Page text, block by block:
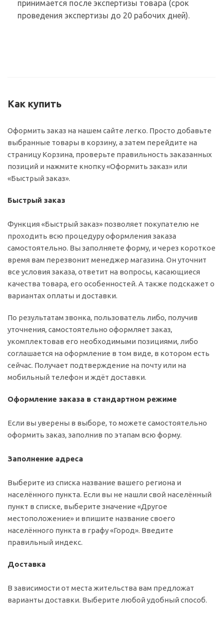
принимается после экспертизы товара (срок
проведения экспертизы до 20 рабочих дней).
Как купить
Оформить заказ на нашем сайте легко. Просто добавьте
выбранные товары в корзину, а затем перейдите на
страницу Корзина, проверьте правильность заказанных
позиций и нажмите кнопку «Оформить заказ» или
«Быстрый заказ».
Быстрый заказ
Функция «Быстрый заказ» позволяет покупателю не
проходить всю процедуру оформления заказа
самостоятельно. Вы заполняете форму, и через короткое
время вам перезвонит менеджер магазина. Он уточнит
все условия заказа, ответит на вопросы, касающиеся
качества товара, его особенностей. А также подскажет о
вариантах оплаты и доставки.
По результатам звонка, пользователь либо, получив
уточнения, самостоятельно оформляет заказ,
укомплектовав его необходимыми позициями, либо
соглашается на оформление в том виде, в котором есть
сейчас. Получает подтверждение на почту или на
мобильный телефон и ждёт доставки.
Оформление заказа в стандартном режиме
Если вы уверены в выборе, то можете самостоятельно
оформить заказ, заполнив по этапам всю форму.
Заполнение адреса
Выберите из списка название вашего региона и
населённого пункта. Если вы не нашли свой населённый
пункт в списке, выберите значение «Другое
местоположение» и впишите название своего
населённого пункта в графу «Город». Введите
правильный индекс.
Доставка
В зависимости от места жительства вам предложат
варианты доставки. Выберите любой удобный способ.